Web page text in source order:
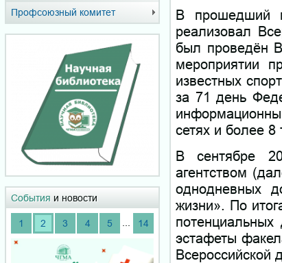
Профсоюзный комитет
События и новости
1 2 3 4 5 ... 14
В прошедший
реализовал
был проведён
мероприятии
известных
за 71 день
сетях и более
В сентябре
агентством
однодневных
жизни». По
эстафеты
Всероссийской